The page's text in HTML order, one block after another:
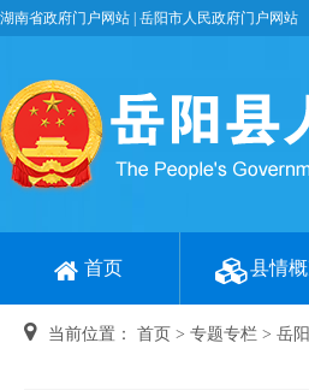
湖南省政府门户网站 岳阳市人民政府门户网站
首页 县情
当前位置： 首页 > 专题专栏 > 岳